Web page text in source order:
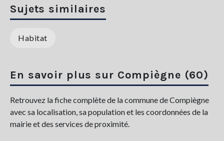
Sujets similaires
Habitat
En savoir plus sur Compiègne (60)
Retrouvez la fiche complète de la commune de Compiègne
avec sa localisation, sa population et les coordonnées de la
mairie et des services de proximité.